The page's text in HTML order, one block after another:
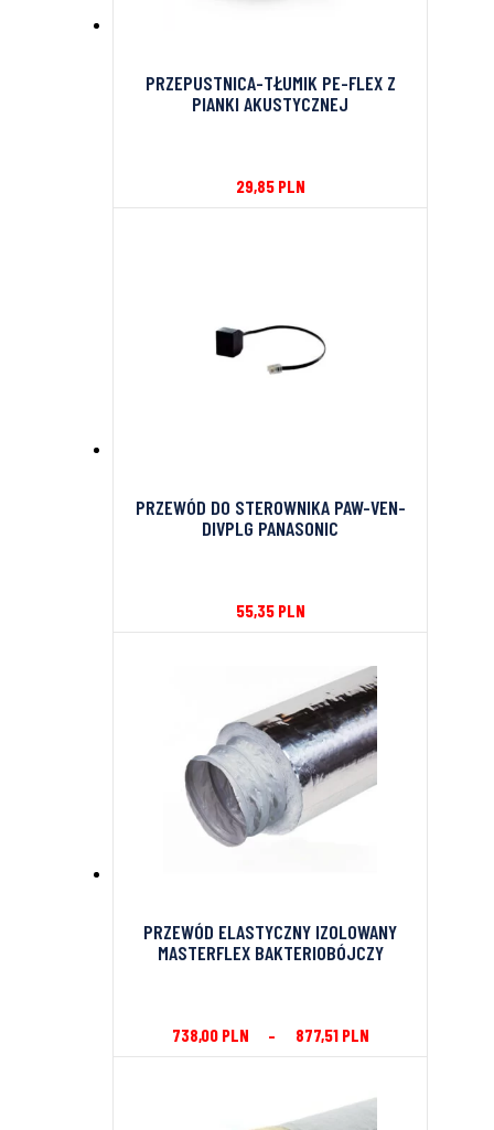
PRZEPUSTNICA-TŁUMIK PE-FLEX Z
PIANKI AKUSTYCZNEJ
29,85 PLN
PRZEWÓD DO STEROWNIKA PAW-VEN-
DIVPLG PANASONIC
55,35 PLN
PRZEWÓD ELASTYCZNY IZOLOWANY
MASTERFLEX BAKTERIOBÓJCZY
738,00 PLN – 877,51 PLN